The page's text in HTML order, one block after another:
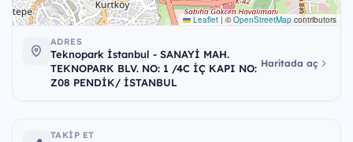
Leaflet |©OpenStreetMap contributors
ADRES
Teknopark İstanbul - SANAYİ MAH.
TEKNOPARK BLV. NO: 1 /4C İÇ KAPI NO:
Z08 PENDİK/ İSTANBUL
Haritada aç
TAKIP ET